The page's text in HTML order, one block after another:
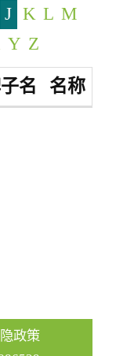
t
J K L M
Y Z
名 名称
政策